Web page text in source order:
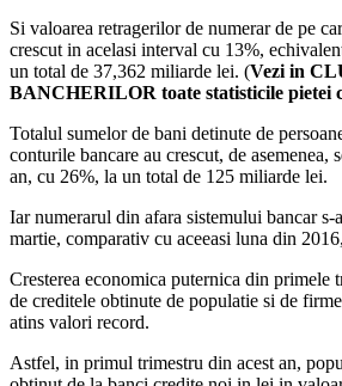
Si valoarea retragerilor de numerar de pe
crescut in acelasi interval cu 13%,
un total de 37,362 miliarde lei. (Vezi in
BANCHERILOR toate statisticile pietei
Totalul sumelor de bani detinute de
conturile bancare au crescut, de
an, cu 26%, la un total de 125 miliarde lei.
Iar numerarul din afara sistemului bancar
martie, comparativ cu aceeasi luna din
Cresterea economica puternica din primele
de creditele obtinute de populatie si de
atins valori record.
Astfel, in primul trimestru din acest an,